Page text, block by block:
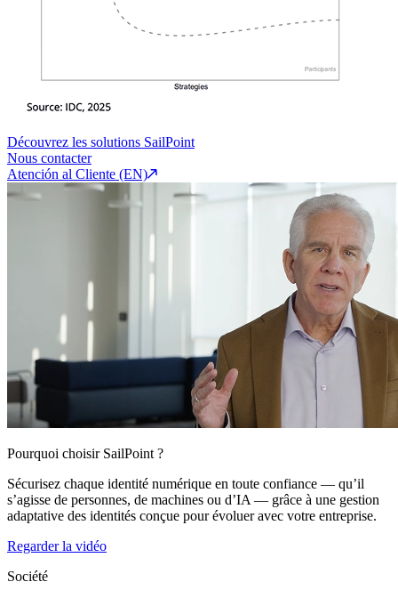
Découvrez les solutions SailPoint
Nous contacter
Atención al Cliente (EN)
Pourquoi choisir SailPoint ?
Sécurisez chaque identité numérique en toute confiance — qu’il
s’agisse de personnes, de machines ou d’IA — grâce à une gestion
adaptative des identités conçue pour évoluer avec votre entreprise.
Regarder la vidéo
Société